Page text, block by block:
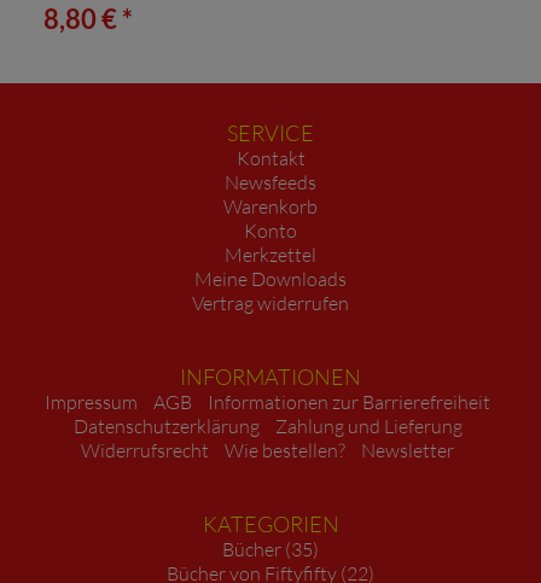
8,80 € *
SERVICE
Kontakt
Newsfeeds
Warenkorb
Konto
Merkzettel
Meine Downloads
Vertrag widerrufen
INFORMATIONEN
Impressum AGB
Informationen zur Barrierefreiheit
Datenschutzerklärung
Zahlung und Lieferung
Widerrufsrecht
Wie bestellen? Newsletter
KATEGORIEN
Bücher (35)
Bücher von Fiftyfifty (22)